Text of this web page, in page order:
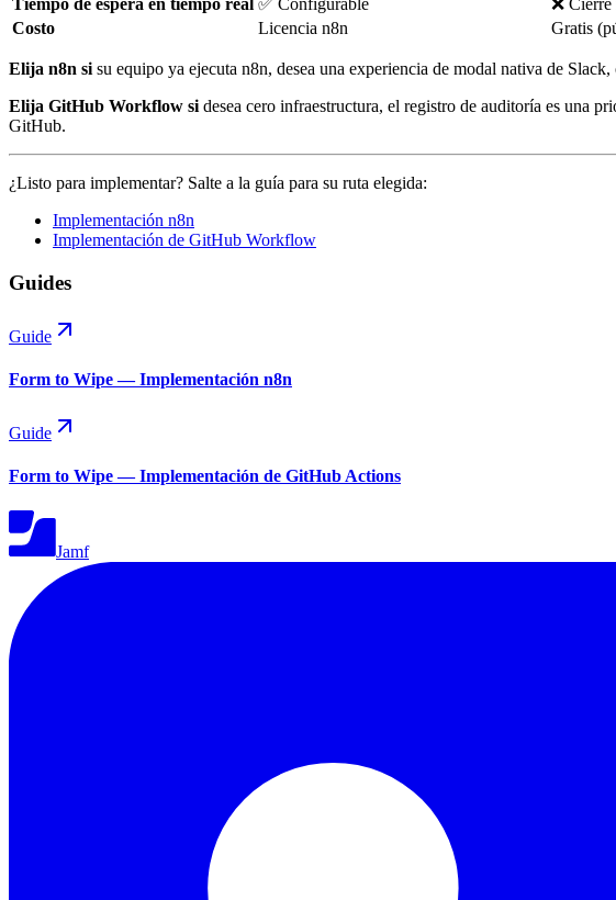
Tiempo de espera en tiempo real ✅ Configurable
❌ Cierre
Costo
Licencia n8n Gratis
Elija n8n si su equipo ya ejecuta n8n, desea una experiencia de modal nativa de
Elija GitHub Workflow si desea cero infraestructura, el registro de auditoría es una
GitHub.
¿Listo para implementar? Salte a la guía para su ruta elegida:
Implementación n8n
Implementación de GitHub Workflow
Guides
Guide
Form to Wipe — Implementación n8n
Guide
Form to Wipe — Implementación de GitHub Actions
Jamf